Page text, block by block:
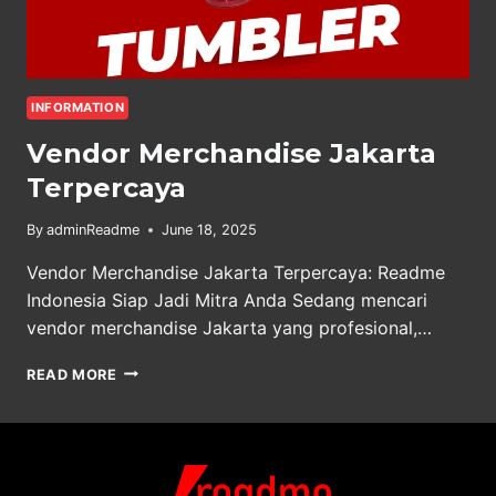
INFORMATION
Vendor Merchandise Jakarta
Terpercaya
By adminReadme June 18, 2025
Vendor Merchandise Jakarta Terpercaya: Readme
Indonesia Siap Jadi Mitra Anda Sedang mencari
vendor merchandise Jakarta yang profesional,…
READ MORE VENDOR